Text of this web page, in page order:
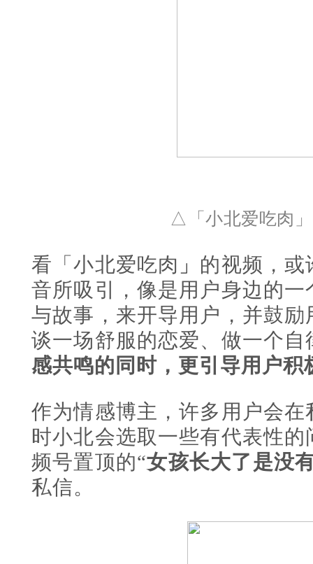
△ 「小北爱吃肉
看「小北爱吃肉 」 的视频，或
音所吸引，像是用户身边的
与故事，来开导用户，并鼓
谈一场舒服的恋爱、做一个自
感共鸣的同时，更引导用户积
作为情感博主，许多用户会
时小北会选取一些有代表性
频号置顶的“女孩长大了是没
私信。